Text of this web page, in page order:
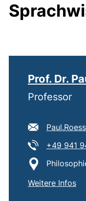
Prof. Dr.
Professor
E-Mail
Tel:
+49 941
Standort:
Weitere Infosvon